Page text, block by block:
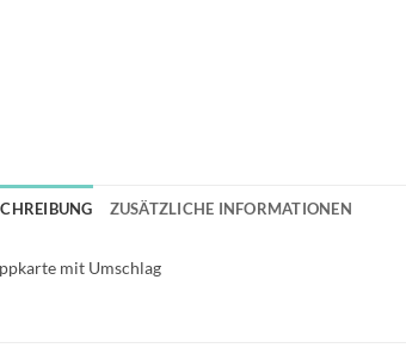
ZUSÄTZLICHE INFORMATIONEN
mit Umschlag